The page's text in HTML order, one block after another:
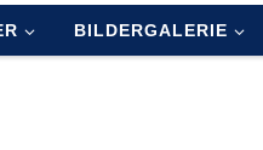
BILDERGALERIE